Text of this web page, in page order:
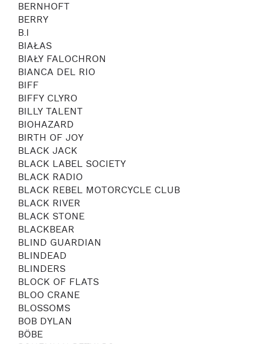
BERNHOFT
BERRY
B.I
BIAŁAS
BIAŁY FALOCHRON
BIANCA DEL RIO
BIFF
BIFFY CLYRO
BILLY TALENT
BIOHAZARD
BIRTH OF JOY
BLACK JACK
BLACK LABEL SOCIETY
BLACK RADIO
BLACK REBEL MOTORCYCLE CLUB
BLACK RIVER
BLACK STONE
BLACKBEAR
BLIND GUARDIAN
BLINDEAD
BLINDERS
BLOCK OF FLATS
BLOO CRANE
BLOSSOMS
BOB DYLAN
BÖBE